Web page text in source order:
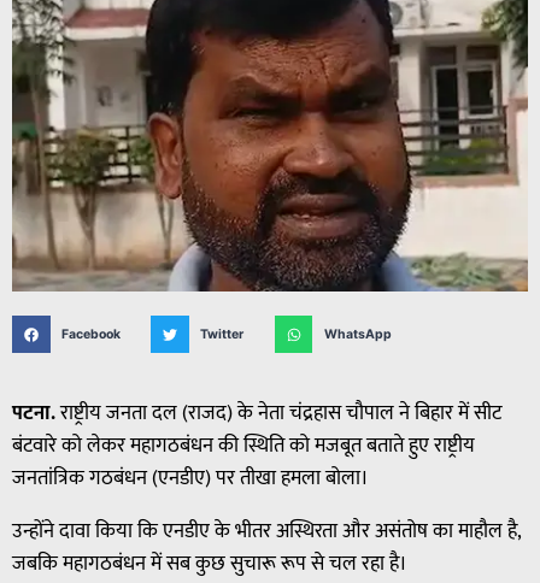
Facebook Twitter WhatsApp
पटना.राष्ट्रीय जनता दल (राजद) के नेता चंद्रहास चौपाल ने बिहार में सीट
बंटवारे को लेकर महागठबंधन की स्थिति को मजबूत बताते हुए राष्ट्रीय
जनतांत्रिक गठबंधन (एनडीए) पर तीखा हमला बोला।
उन्होंने दावा किया कि एनडीए के भीतर अस्थिरता और असंतोष का माहौल है,
जबकि महागठबंधन में सब कुछ सुचारू रूप से चल रहा है।